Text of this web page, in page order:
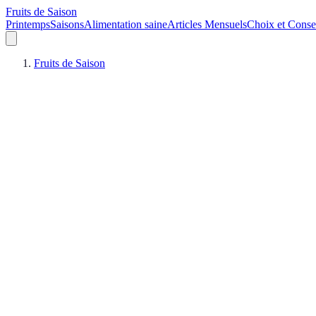
Fruits de Saison
PrintempsSaisonsAlimentation saineArticles MensuelsChoix et
Fruits de Saison